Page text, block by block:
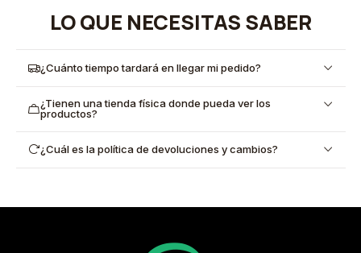
LO QUE NECESITAS SABER
¿Cuánto tiempo tardará en llegar mi pedido?
¿Tienen una tienda física donde pueda ver los
productos?
¿Cuál es la política de devoluciones y cambios?